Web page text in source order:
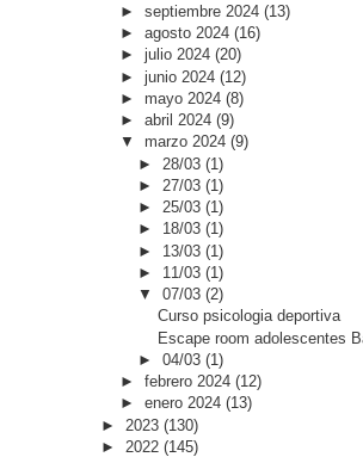
► septiembre 2024 (13)
► agosto 2024 (16)
► julio 2024 (20)
► junio 2024 (12)
► mayo 2024 (8)
► abril 2024 (9)
▼ marzo 2024 (9)
► 28/03(1)
► 27/03(1)
►25/03(1)
► 18/03(1)
► 13/03(1)
► 11/03(1)
▼07/03(2)
Curso psicologia deportiva
Escape room adolescentes
►04/03(1)
► febrero 2024 (12)
► enero 2024 (13)
► 2023 (130)
► 2022 (145)